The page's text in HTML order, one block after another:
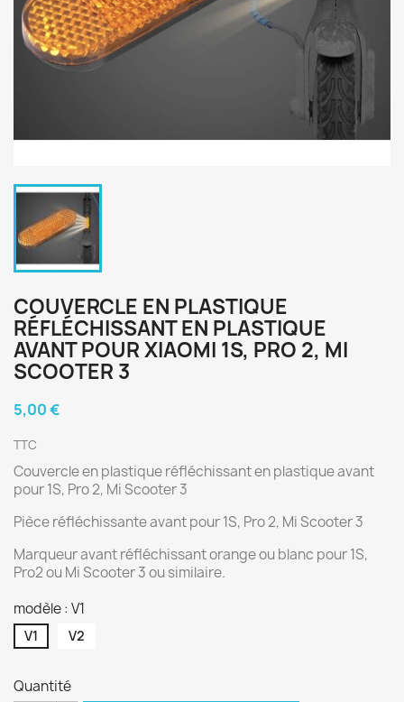
COUVERCLE EN PLASTIQUE
RÉFLÉCHISSANT EN PLASTIQUE
AVANT POUR XIAOMI 1S, PRO 2, MI
SCOOTER 3
5,00 €
TTC
Couvercle en plastique réfléchissant en plastique avant
pour 1S, Pro 2, Mi Scooter 3
Pièce réfléchissante avant pour 1S, Pro 2, Mi Scooter 3
Marqueur avant réfléchissant orange ou blanc pour 1S,
Pro2 ou Mi Scooter 3 ou similaire.
modèle : V1
V1 V2
Quantité